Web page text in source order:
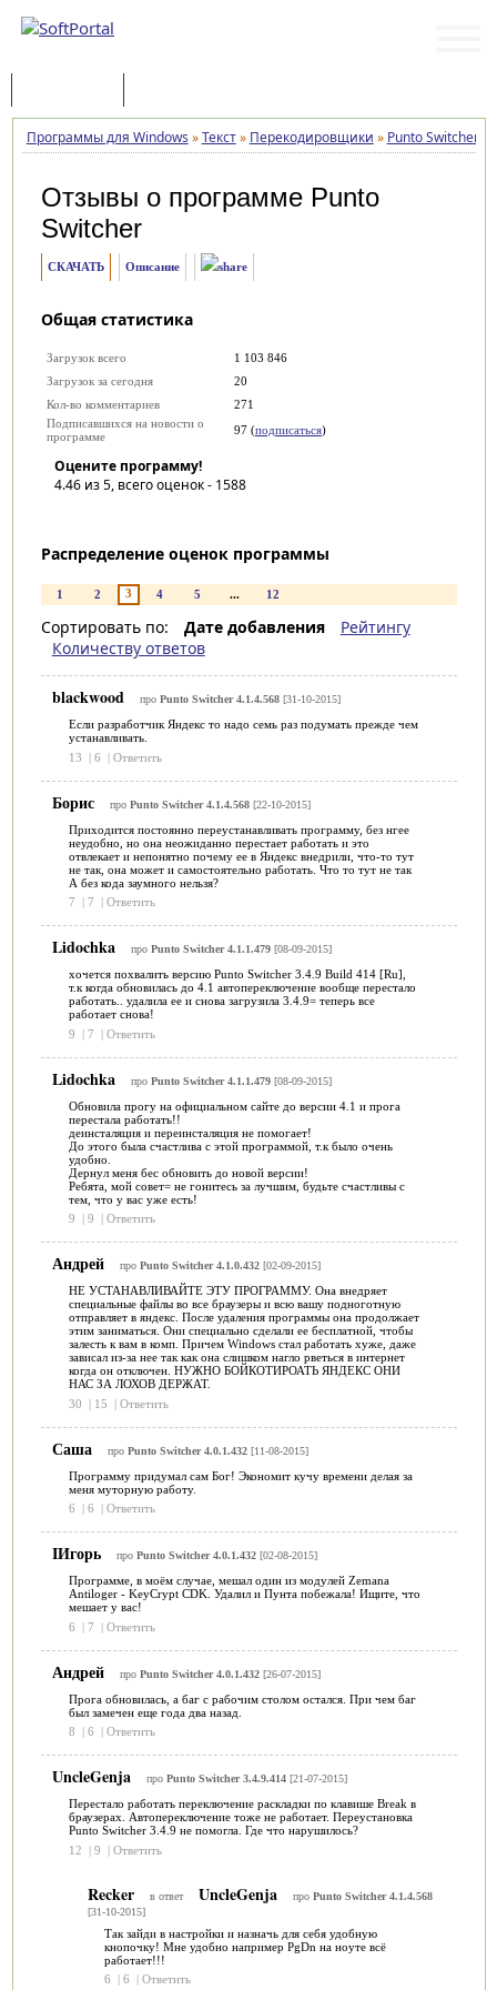
Программы для Windows »Текст» Перекодировщики » Punto Switcher
Отзывы о программе Punto
Switcher
СКАЧАТЬ Описание
Общая статистика
Загрузок всего
1 103 846
Загрузок за сегодня
20
Кол-во комментариев
271
Подписавшихся на новости о
программе
97 (подписаться)
Оцените программу!
4.46из 5, всего оценок - 1588
Распределение оценок программы
1 2 3 4 5 ... 12
Сортировать по: Дате добавления
Рейтингу
Количеству ответов
blackwood про Punto Switcher 4.1.4.568[31-10-2015]
Если разработчик Яндекс то надо семь раз подумать прежде чем
устанавливать.
13
| 6 | Ответить
Борис про Punto Switcher 4.1.4.568[22-10-2015]
Приходится постоянно переустанавливать программу, без нгее
неудобно, но она неожиданно перестает работать и это
отвлекает и непонятно почему ее в Яндекс внедрили, что-то тут
не так, она может и самостоятельно работать. Что то тут не так
А без кода заумного нельзя?
7
| 7 | Ответить
Lidochka про Punto Switcher 4.1.1.479[08-09-2015]
хочется похвалить версию Punto Switcher 3.4.9 Build 414 [Ru],
т.к когда обновилась до 4.1 автопереключение вообще перестало
работать.. удалила ее и снова загрузила 3.4.9= теперь все
работает снова!
9
| 7 | Ответить
Lidochka про Punto Switcher 4.1.1.479[08-09-2015]
Обновила прогу на официальном сайте до версии 4.1 и прога
перестала работать!!
деинсталяция и переинсталяция не помогает!
До этого была счастлива с этой программой, т.к было очень
удобно.
Дернул меня бес обновить до новой версии!
Ребята, мой совет= не гонитесь за лучшим, будьте счастливы с
тем, что у вас уже есть!
9
| 9 | Ответить
Андрей про Punto Switcher 4.1.0.432[02-09-2015]
НЕ УСТАНАВЛИВАЙТЕ ЭТУ ПРОГРАММУ. Она внедряет
специальные файлы во все браузеры и всю вашу подноготную
отправляет в яндекс. После удаления программы она продолжает
этим заниматься. Они специально сделали ее бесплатной, чтобы
залесть к вам в комп. Причем Windows стал работать хуже, даже
зависал из-за нее так как она слишком нагло рветься в интернет
когда он отключен. НУЖНО БОЙКОТИРОАТЬ ЯНДЕКС ОНИ
НАС ЗА ЛОХОВ ДЕРЖАТ.
30
| 15 | Ответить
Саша про Punto Switcher 4.0.1.432[11-08-2015]
Программу придумал сам Бог! Экономит кучу времени делая за
меня муторную работу.
6
| 6 | Ответить
IИгорь про Punto Switcher 4.0.1.432[02-08-2015]
Программе, в моём случае, мешал один из модулей Zemana
Antiloger - KeyCrypt CDK. Удалил и Пунта побежала! Ищите, что
мешает у вас!
6
| 7 | Ответить
Андрей про Punto Switcher 4.0.1.432[26-07-2015]
Прога обновилась, а баг с рабочим столом остался. При чем баг
был замечен еще года два назад.
8
| 6 | Ответить
UncleGenja про Punto Switcher 3.4.9.414[21-07-2015]
Перестало работать переключение раскладки по клавише Break в
браузерах. Автопереключение тоже не работает. Переустановка
Punto Switcher 3.4.9 не помогла. Где что нарушилось?
12
| 9 | Ответить
Recker в ответ UncleGenja про Punto Switcher 4.1.4.568
[31-10-2015]
Так зайди в настройки и назначь для себя удобную
кнопочку! Мне удобно например PgDn на ноуте всё
работает!!!
6
| 6 | Ответить